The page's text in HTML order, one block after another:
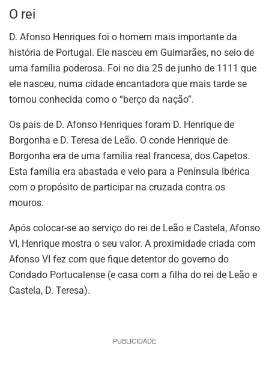
O rei
D. Afonso Henriques foi o homem mais importante da
história de Portugal. Ele nasceu em Guimarães, no seio de
uma família poderosa. Foi no dia 25 de junho de 1111 que
ele nasceu, numa cidade encantadora que mais tarde se
tornou conhecida como o “berço da nação”.
Os pais de D. Afonso Henriques foram D. Henrique de
Borgonha e D. Teresa de Leão. O conde Henrique de
Borgonha era de uma família real francesa, dos Capetos.
Esta família era abastada e veio para a Península Ibérica
com o propósito de participar na cruzada contra os
mouros.
Após colocar-se ao serviço do rei de Leão e Castela, Afonso
VI, Henrique mostra o seu valor. A proximidade criada com
Afonso VI fez com que fique detentor do governo do
Condado Portucalense (e casa com a filha do rei de Leão e
Castela, D. Teresa).
PUBLICIDADE